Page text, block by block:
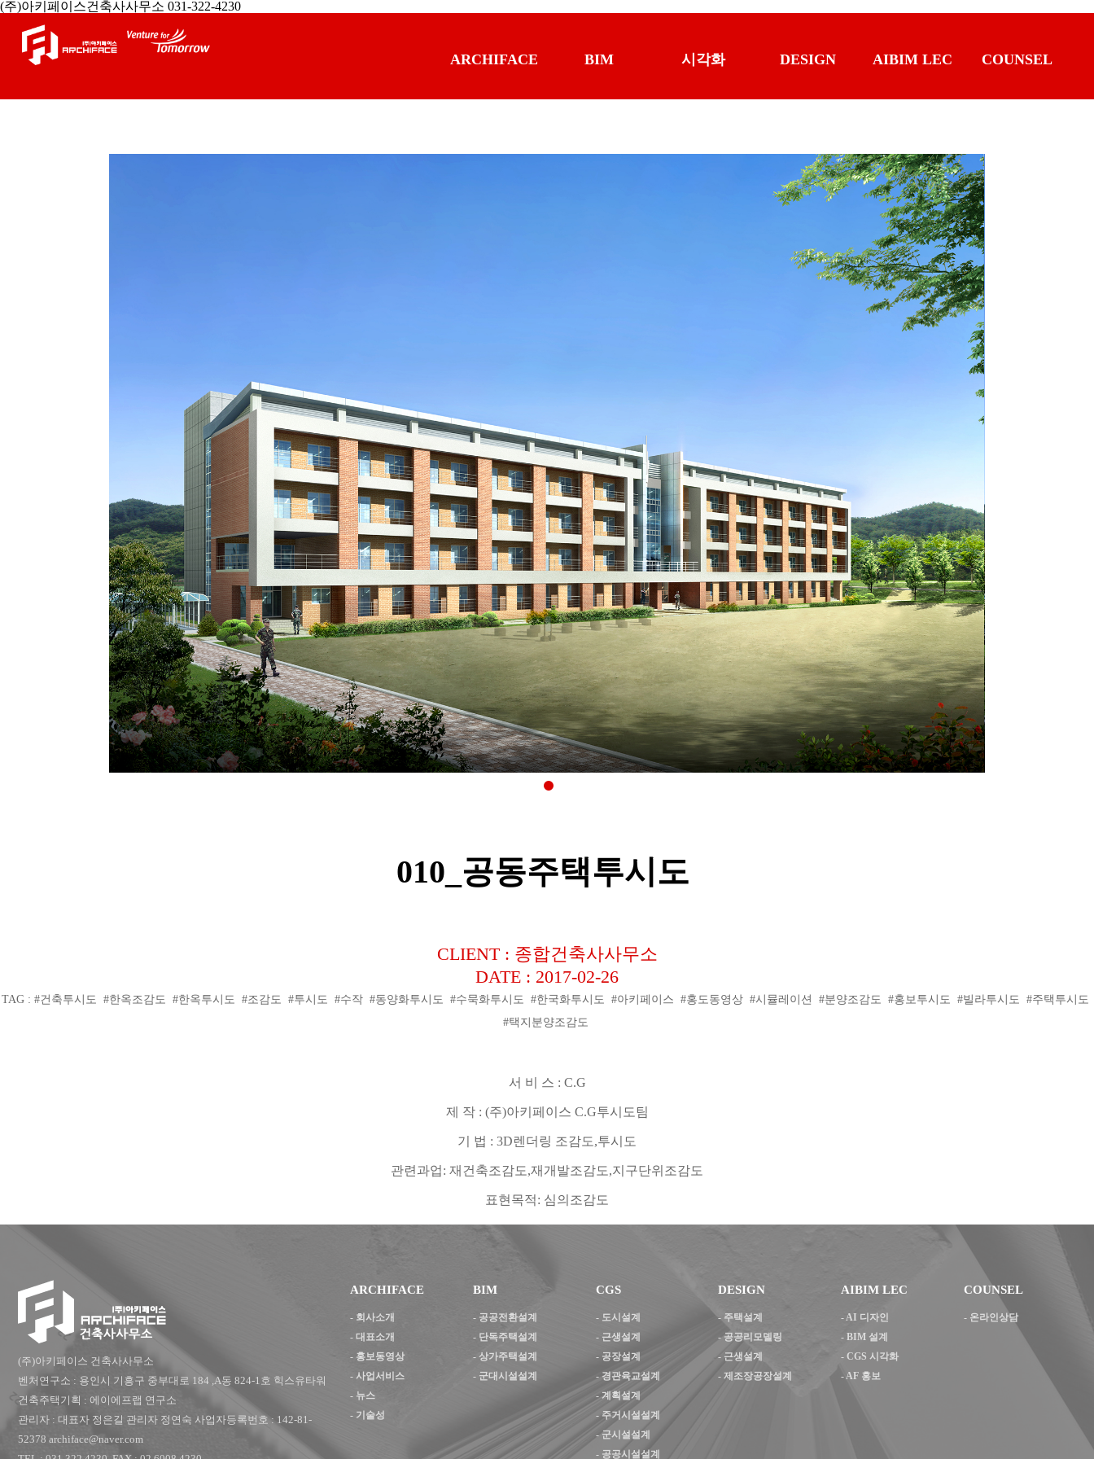
(주)아키페이스건축사사무소 031-322-4230
ARCHIFACE BIM 시각화 DESIGN AIBIM LEC COUNSEL
010_공동주택투시도
CLIENT : 종합건축사사무소
DATE : 2017-02-26
TAG : #건축투시도 #한옥조감도 #한옥투시도 #조감도 #투시도 #수작 #동양화투시도 #수묵화투시도 #한국화투시도 #아키페이스 #홍도동영상 #시뮬레이션 #분양조감도 #홍보투시도 #빌라투시도 #주택투시도
#택지분양조감도
서 비 스 : C.G
제 작 : (주)아키페이스 C.G투시도팀
기 법 : 3D렌더링 조감도,투시도
관련과업: 재건축조감도,재개발조감도,지구단위조감도
표현목적: 심의조감도
(주)아키페이스 건축사사무소
벤처연구소 : 용인시 기흥구 중부대로 184 ,A동 824-1호 힉스유타워
건축주택기획 : 에이에프랩 연구소
관리자 : 대표자 정은길 관리자 정연숙 사업자등록번호 : 142-81-
52378 archiface@naver.com
ARCHIFACE
- 회사소개
- 대표소개
- 홍보동영상
- 사업서비스
- 뉴스
- 기술성
BIM
- 공공전환설계
- 단독주택설계
- 상가주택설계
- 군대시설설계
CGS
- 도시설계
- 근생설계
- 공장설계
- 경관육교설계
- 계획설계
- 주거시설설계
- 군시설설계
- 공공시설설계
DESIGN
- 주택설계
-공공리모델링
- 근생설계
-제조장공장설계
AIBIM LEC
- AI 디자인
-BIM 설계
-CGS 시각화
- AF 홍보
COUNSEL
- 온라인상담